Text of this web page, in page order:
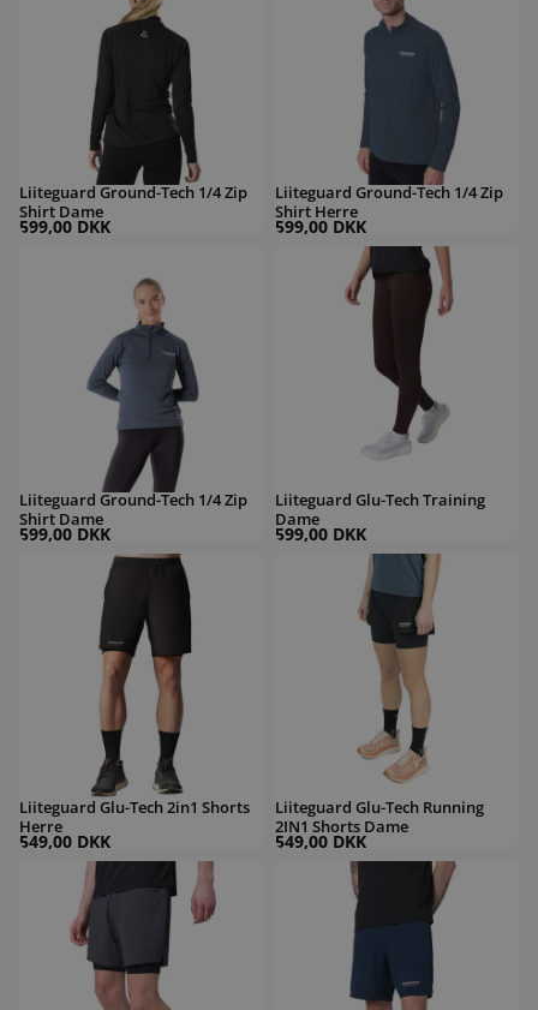
Liiteguard Ground-Tech 1/4 Zip
Shirt Dame
599,00 DKK
Liiteguard Ground-Tech 1/4 Zip
Shirt Herre
599,00 DKK
Liiteguard Ground-Tech 1/4 Zip
Shirt Dame
599,00 DKK
Liiteguard Glu-Tech Training Dame
Liiteguard Glu-Tech Training
Dame
599,00 DKK
Liiteguard Glu-Tech 2in1 Shorts Herre
Liiteguard Glu-Tech 2in1 Shorts
Herre
549,00 DKK
Liiteguard Glu-Tech Running 2IN1
Liiteguard Glu-Tech Running
2IN1 Shorts Dame
549,00 DKK
Liiteguard Glu-Tech Running 2IN1 Shorts HerreLiiteguard Glu-Tech 2in1 Shorts Herre